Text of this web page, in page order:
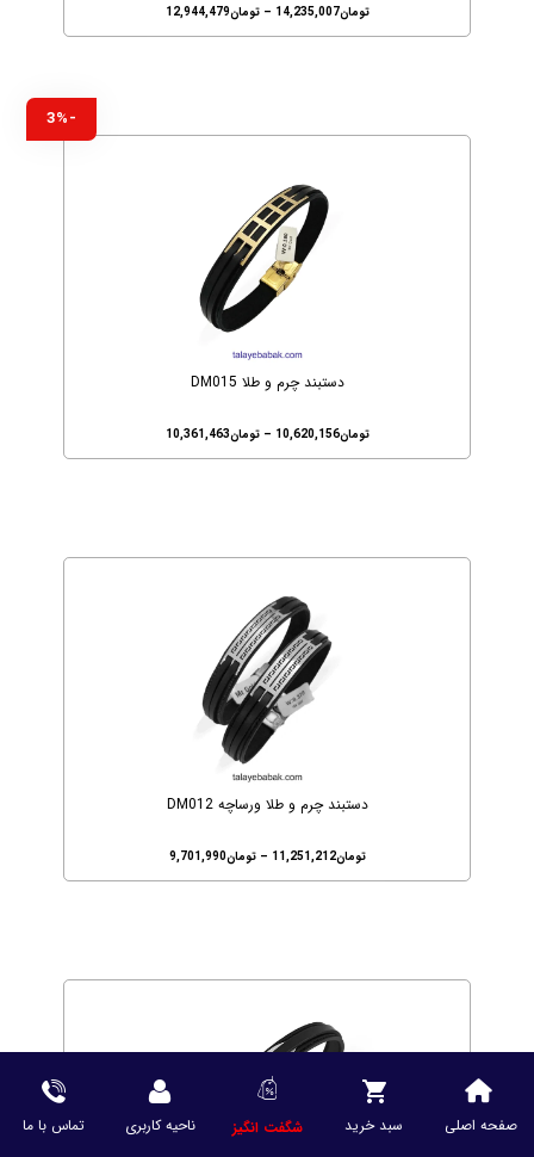
تومان14,235,007
– تومان12,944,479
-3%
دستبند چرم و طلا DM015
تومان10,620,156
– تومان10,361,463
دستبند چرم و طلا ورساچه DM012
تومان11,251,212
– تومان9,701,990
صفحه اصلی سبد خرید شگفت انگیز ناحیه کاربری تماس با ما